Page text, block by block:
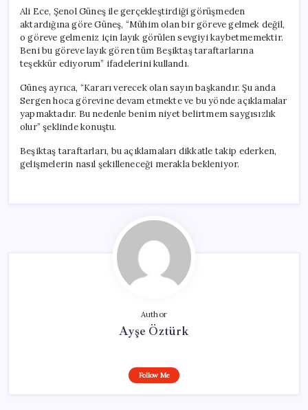
Ali Ece, Şenol Güneş ile gerçekleştirdiği görüşmeden
aktardığına göre Güneş, “Mühim olan bir göreve gelmek değil,
o göreve gelmeniz için layık görülen sevgiyi kaybetmemektir.
Beni bu göreve layık gören tüm Beşiktaş taraftarlarına
teşekkür ediyorum” ifadelerini kullandı.
Güneş ayrıca, “Kararı verecek olan sayın başkandır. Şu anda
Sergen hoca görevine devam etmekte ve bu yönde açıklamalar
yapmaktadır. Bu nedenle benim niyet belirtmem saygısızlık
olur” şeklinde konuştu.
Beşiktaş taraftarları, bu açıklamaları dikkatle takip ederken,
gelişmelerin nasıl şekilleneceği merakla bekleniyor.
Author
Ayşe Öztürk
Follow Me